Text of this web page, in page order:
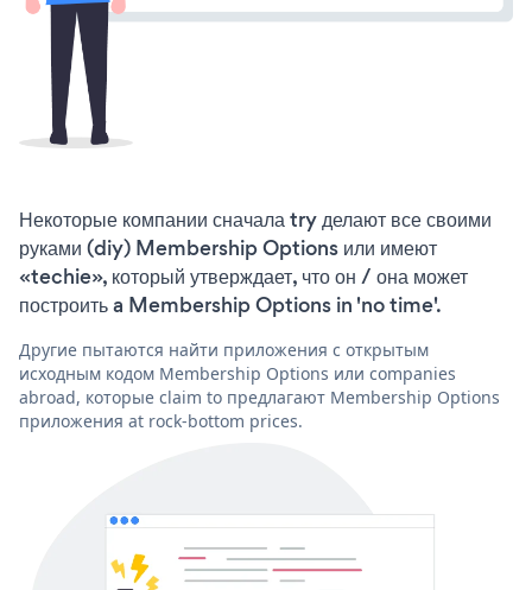
Некоторые компании сначала try делают все своими
руками (diy) Membership Options или имеют
«techie», который утверждает, что он / она может
построить a Membership Options in 'no time'.
Другие пытаются найти приложения с открытым
исходным кодом Membership Options или companies
abroad, которые claim to предлагают Membership Options
приложения at rock-bottom prices.